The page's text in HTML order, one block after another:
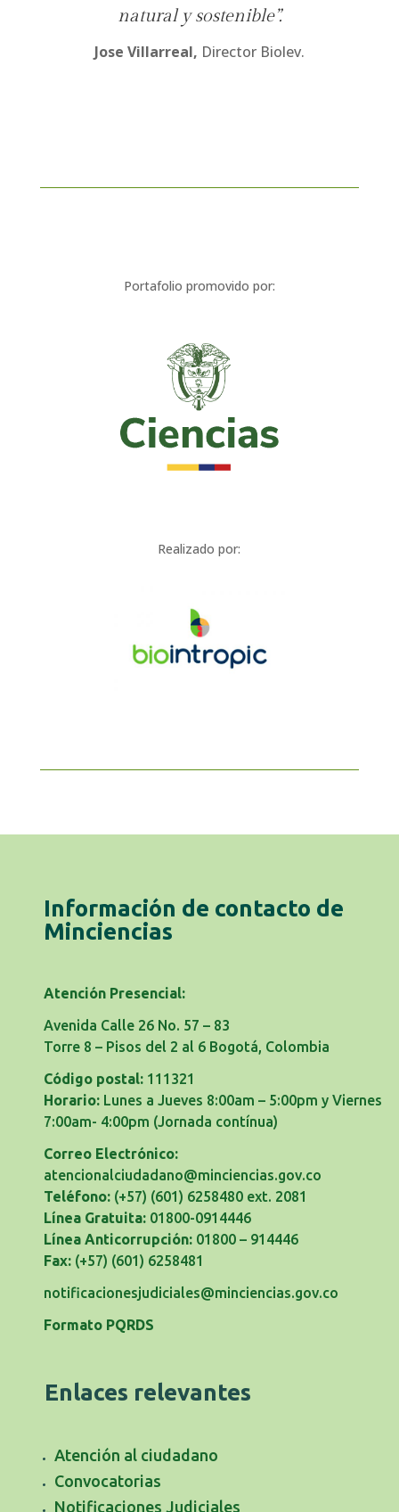
natural y sostenible”.
Jose Villarreal, Director Biolev.
Portafolio promovido por:
Realizado por:
Información de contacto de
Minciencias
Atención Presencial:
Avenida Calle 26 No. 57 – 83
Torre 8 – Pisos del 2 al 6 Bogotá, Colombia
Código postal:111321
Horario:Lunes a Jueves 8:00am – 5:00pm y Viernes
7:00am- 4:00pm (Jornada contínua)
Correo Electrónico:
atencionalciudadano@minciencias.gov.co
Teléfono:(+57) (601) 6258480 ext. 2081
Línea Gratuita:01800-0914446
Línea Anticorrupción:01800 – 914446
Fax:(+57) (601) 6258481
notificacionesjudiciales@minciencias.gov.co
Formato PQRDS
Enlaces relevantes
Atención al ciudadano
Convocatorias
Notificaciones Judiciales